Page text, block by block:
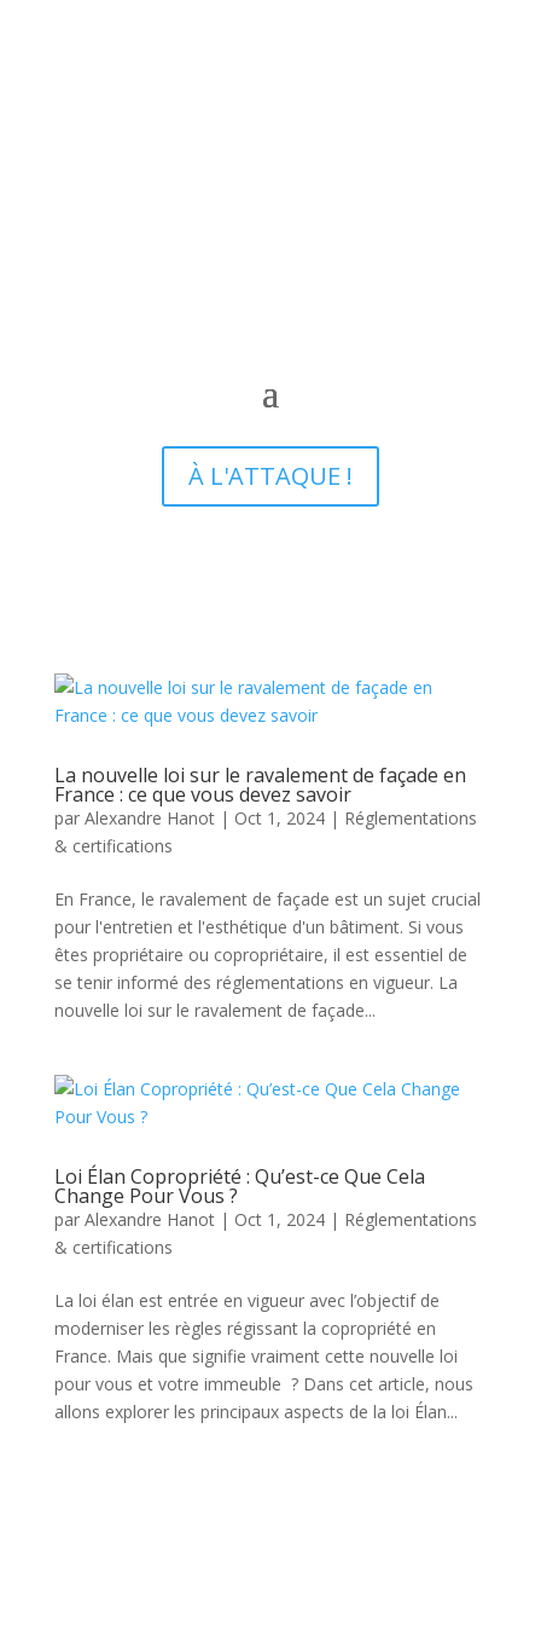
À L'ATTAQUE !
La nouvelle loi sur le ravalement de façade en
France : ce que vous devez savoir
par Alexandre Hanot| Oct 1, 2024| Réglementations
& certifications
En France, le ravalement de façade est un sujet crucial
pour l'entretien et l'esthétique d'un bâtiment. Si vous
êtes propriétaire ou copropriétaire, il est essentiel de
se tenir informé des réglementations en vigueur. La
nouvelle loi sur le ravalement de façade...
Loi Élan Copropriété : Qu’est-ce Que Cela
Change Pour Vous ?
par Alexandre Hanot| Oct 1, 2024| Réglementations
& certifications
La loi élan est entrée en vigueur avec l’objectif de
moderniser les règles régissant la copropriété en
France. Mais que signifie vraiment cette nouvelle loi
pour vous et votre immeuble ? Dans cet article, nous
allons explorer les principaux aspects de la loi Élan...